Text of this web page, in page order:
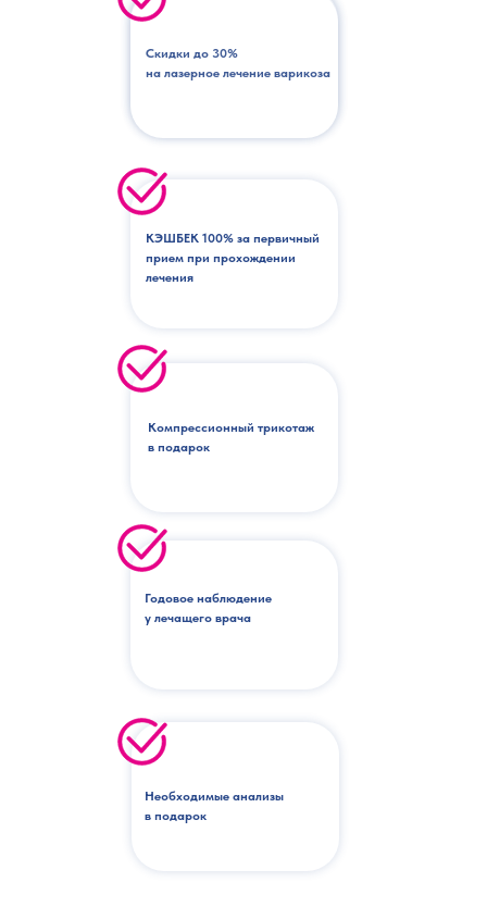
Годовое наблюдение
у лечащего врача
Компрессионный трикотаж
в подарок
КЭШБЕК 100% за первичный
прием при прохождении
лечения
Необходимые анализы
в подарок
Скидки до 30%
на лазерное лечение варикоза